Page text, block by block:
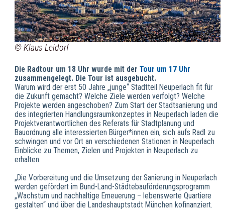
© Klaus Leidorf
Die Radtour um 18 Uhr wurde mit der Tour um 17 Uhr
zusammengelegt. Die Tour ist ausgebucht.
Warum wird der erst 50 Jahre „junge“ Stadtteil Neuperlach fit für
die Zukunft gemacht? Welche Ziele werden verfolgt? Welche
Projekte werden angeschoben? Zum Start der Stadtsanierung und
des integrierten Handlungsraumkonzeptes in Neuperlach laden die
Projektverantwortlichen des Referats für Stadtplanung und
Bauordnung alle interessierten Bürger*innen ein, sich aufs Radl zu
schwingen und vor Ort an verschiedenen Stationen in Neuperlach
Einblicke zu Themen, Zielen und Projekten in Neuperlach zu
erhalten.
„Die Vorbereitung und die Umsetzung der Sanierung in Neuperlach
werden gefördert im Bund-Land-Städtebauförderungsprogramm
„Wachstum und nachhaltige Erneuerung – lebenswerte Quartiere
gestalten“ und über die Landeshauptstadt München kofinanziert.